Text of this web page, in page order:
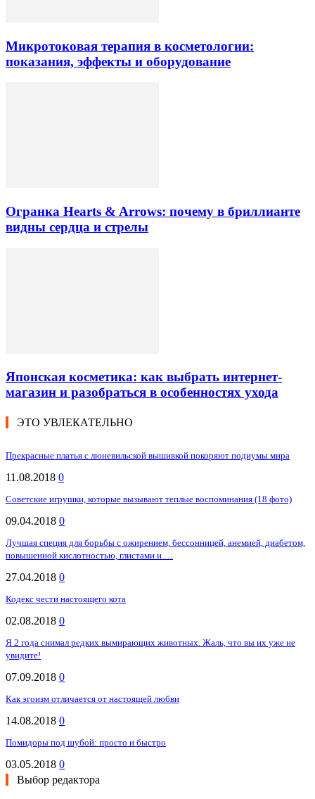
Микротоковая терапия в косметологии:
показания, эффекты и оборудование
Огранка Hearts & Arrows: почему в бриллианте
видны сердца и стрелы
Японская косметика: как выбрать интернет-
магазин и разобраться в особенностях ухода
ЭТО УВЛЕКАТЕЛЬНО
Прекрасные платья с люневильской вышивкой покоряют подиумы мира
11.08.2018 0
Советские игрушки, которые вызывают теплые воспоминания (18 фото)
09.04.2018 0
Лучшая специя для борьбы с ожирением, бессонницей, анемией, диабетом,
повышенной кислотностью, глистами и …
27.04.2018 0
Кодекс чести настоящего кота
02.08.2018 0
Я 2 года снимал редких вымирающих животных. Жаль, что вы их уже не
увидите!
07.09.2018 0
Как эгоизм отличается от настоящей любви
14.08.2018 0
Помидоры под шубой: просто и быстро
03.05.2018 0
Выбор редактора